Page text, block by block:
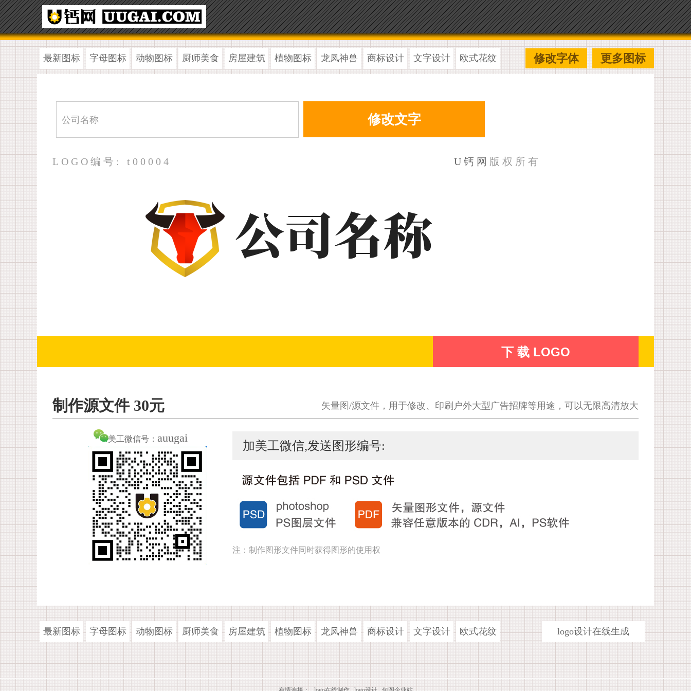
最新图标 字母图标 动物图标 厨师美食 房屋建筑 植物图标 龙凤神兽 商标设计 文字设计 欧式花纹 更多图标
修改字体
LOGO编号: t00004 U钙网 版权所有
下 载 LOGO
制作源文件 30元 矢量图/源文件，用于修改、印刷户外大型广告招牌等用途，可以无限高清放大
美工微信号： auugai
加美工微信,发送图形编号:
注：制作图形文件同时获得图形的使用权
最新图标 字母图标 动物图标 厨师美食 房屋建筑 植物图标 龙凤神兽 商标设计 文字设计 欧式花纹 logo设计在线生成